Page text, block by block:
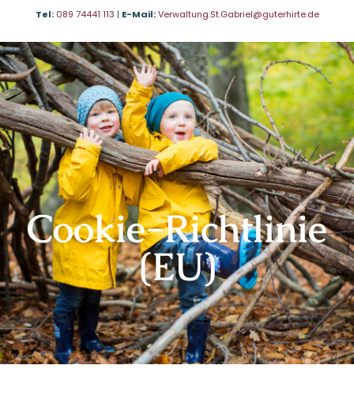
Tel: 089 74441 113 | E-Mail: Verwaltung.St.Gabriel@guterhirte.de
Cookie-Richtlinie
(EU)